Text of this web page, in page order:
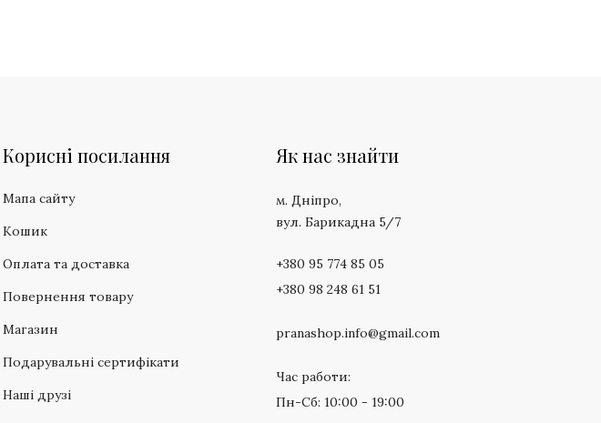
Корисні посилання
Мапа сайту
Кошик
Оплата та доставка
Повернення товару
Магазин
Подарувальні сертифікати
Наші друзі
Як нас знайти
м. Дніпро,
вул. Барикадна 5/7
+380 95 774 85 05
+380 98 248 61 51
pranashop.info@gmail.com
Час работи:
Пн-Сб: 10:00 - 19:00